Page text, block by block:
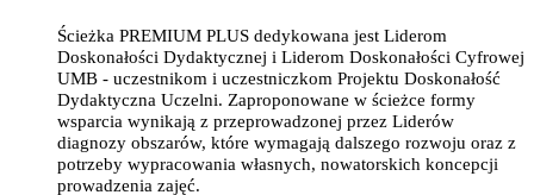
Ścieżka PREMIUM PLUS dedykowana jest Liderom
Doskonałości Dydaktycznej i Liderom Doskonałości Cyfrowej
UMB - uczestnikom i uczestniczkom Projektu Doskonałość
Dydaktyczna Uczelni. Zaproponowane w ścieżce formy
wsparcia wynikają z przeprowadzonej przez Liderów
diagnozy obszarów, które wymagają dalszego rozwoju oraz z
potrzeby wypracowania własnych, nowatorskich koncepcji
prowadzenia zajęć.